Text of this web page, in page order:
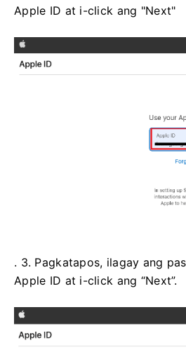
Apple ID at i-click ang "Next"
. 3. Pagkatapos, ilagay ang
Apple ID at i-click ang “Next”.